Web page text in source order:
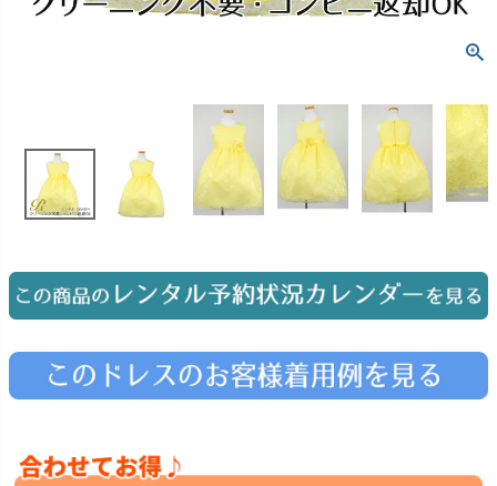
ジュエリー 音楽雑貨
08 送料・お支払い
Angel's Photo Studio
対応 七五三・発表会・記念撮影
予約 Web または お電話
ヘアメイク・着付け